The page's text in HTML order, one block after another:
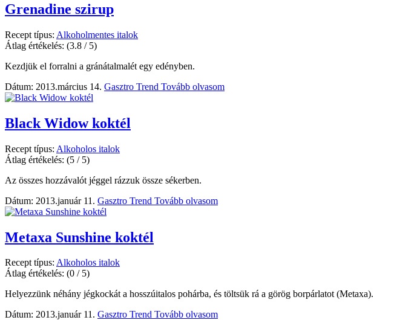
Grenadine szirup
Recept típus: Alkoholmentes italok
Átlag értékelés: (3.8 / 5)
Kezdjük el forralni a gránátalmalét egy edényben.
Dátum: 2013.március 14. Gasztro Trend Tovább olvasom
Black Widow koktél
Recept típus: Alkoholos italok
Átlag értékelés: (5 / 5)
Az összes hozzávalót jéggel rázzuk össze sékerben.
Dátum: 2013.január 11. Gasztro Trend Tovább olvasom
Metaxa Sunshine koktél
Recept típus: Alkoholos italok
Átlag értékelés: (0 / 5)
Helyezzünk néhány jégkockát a hosszúitalos pohárba, és töltsük rá a görög borpárlatot (Metaxa).
Dátum: 2013.január 11. Gasztro Trend Tovább olvasom